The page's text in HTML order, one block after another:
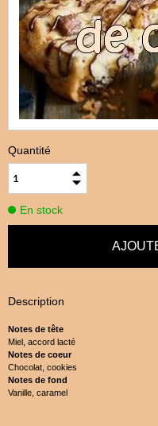
Quantité
En stock
Description
Notes de tête
Miel, accord lacté
Notes de coeur
Chocolat, cookies
Notes de fond
Vanille, caramel